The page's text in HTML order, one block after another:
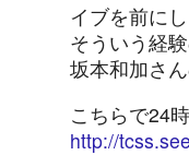
イブを前に
そういう経
坂本和加さ
こちらで24
http://